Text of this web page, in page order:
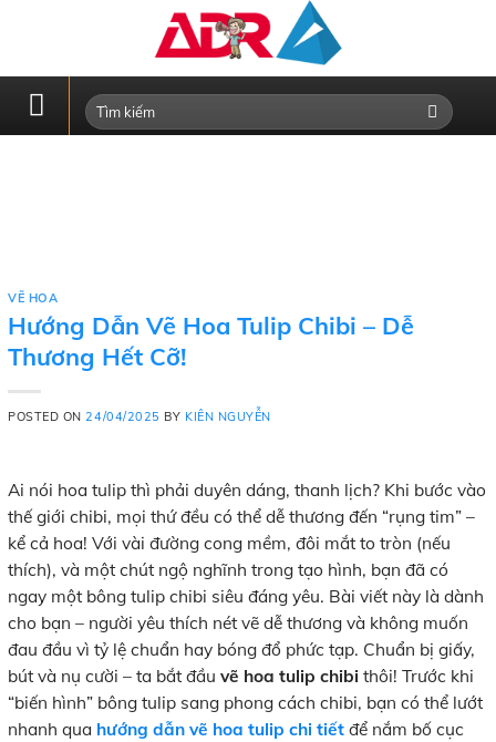
VẼ HOA
Hướng Dẫn Vẽ Hoa Tulip Chibi – Dễ
Thương Hết Cỡ!
POSTED ON24/04/2025 BY KIÊN NGUYỄN
Ai nói hoa tulip thì phải duyên dáng, thanh lịch? Khi bước vào
thế giới chibi, mọi thứ đều có thể dễ thương đến “rụng tim” –
kể cả hoa! Với vài đường cong mềm, đôi mắt to tròn (nếu
thích), và một chút ngộ nghĩnh trong tạo hình, bạn đã có
ngay một bông tulip chibi siêu đáng yêu. Bài viết này là dành
cho bạn – người yêu thích nét vẽ dễ thương và không muốn
đau đầu vì tỷ lệ chuẩn hay bóng đổ phức tạp. Chuẩn bị giấy,
bút và nụ cười – ta bắt đầu vẽ hoa tulip chibi thôi! Trước khi
“biến hình” bông tulip sang phong cách chibi, bạn có thể lướt
nhanh qua hướng dẫn vẽ hoa tulip chi tiết để nắm bố cục